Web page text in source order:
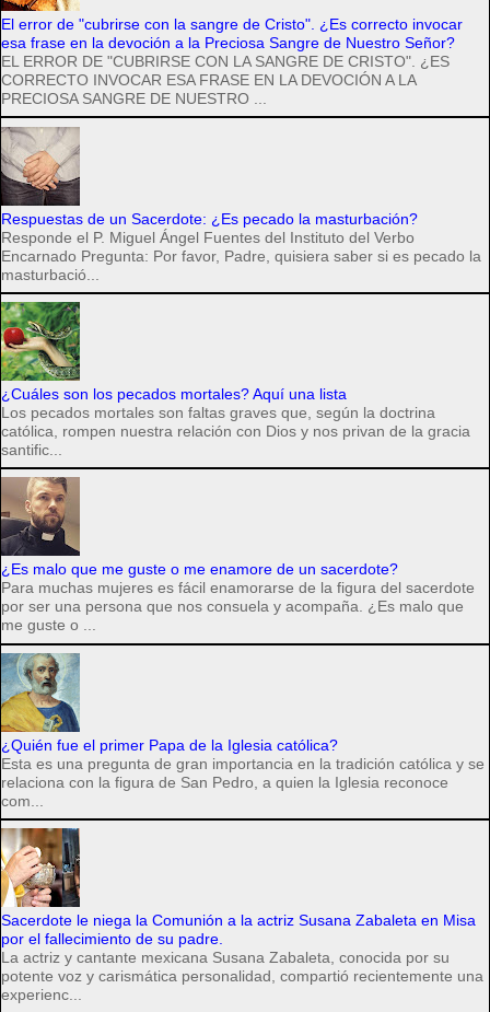
El error de "cubrirse con la sangre de Cristo". ¿Es correcto invocar
esa frase en la devoción a la Preciosa Sangre de Nuestro Señor?
EL ERROR DE "CUBRIRSE CON LA SANGRE DE CRISTO". ¿ES
CORRECTO INVOCAR ESA FRASE EN LA DEVOCIÓN A LA
PRECIOSA SANGRE DE NUESTRO ...
Respuestas de un Sacerdote: ¿Es pecado la masturbación?
Responde el P. Miguel Ángel Fuentes del Instituto del Verbo
Encarnado Pregunta: Por favor, Padre, quisiera saber si es pecado la
masturbació...
¿Cuáles son los pecados mortales? Aquí una lista
Los pecados mortales son faltas graves que, según la doctrina
católica, rompen nuestra relación con Dios y nos privan de la gracia
santific...
¿Es malo que me guste o me enamore de un sacerdote?
Para muchas mujeres es fácil enamorarse de la figura del sacerdote
por ser una persona que nos consuela y acompaña. ¿Es malo que
me guste o ...
¿Quién fue el primer Papa de la Iglesia católica?
Esta es una pregunta de gran importancia en la tradición católica y se
relaciona con la figura de San Pedro, a quien la Iglesia reconoce
com...
Sacerdote le niega la Comunión a la actriz Susana Zabaleta en Misa
por el fallecimiento de su padre.
La actriz y cantante mexicana Susana Zabaleta, conocida por su
potente voz y carismática personalidad, compartió recientemente una
experienc...